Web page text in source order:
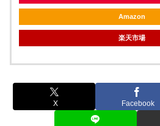
Amazon
楽天市場
X Facebook